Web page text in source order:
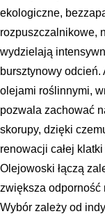
ekologiczne,
rozpuszczalnikowe,
wydzielają
bursztynowy
olejami roślinnymi,
pozwala zachować
skorupy, dzięki
renowacji całej
Olejowoski łączą
zwiększa odporność
Wybór zależy od